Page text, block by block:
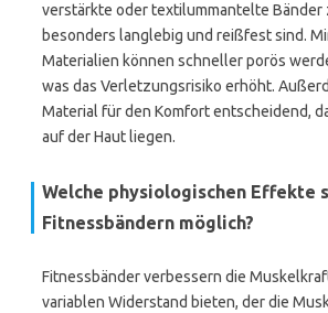
verstärkte oder textilummantelte Bänder
besonders langlebig und reißfest sind.
Materialien können schneller porös
was das Verletzungsrisiko erhöht.
Material für den Komfort entscheidend,
auf der Haut liegen.
Welche physiologischen Effekte
Fitnessbändern möglich?
Fitnessbänder verbessern die
variablen Widerstand bieten, der die